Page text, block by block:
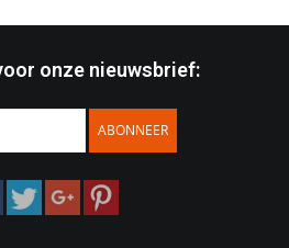
onze nieuwsbrief:
ABONNEER